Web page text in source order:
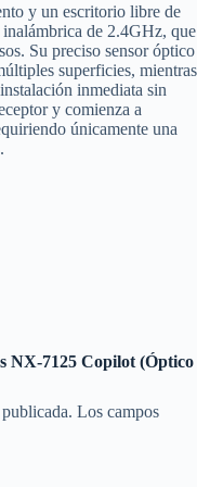
y un escritorio libre de
de 2.4GHz, que
Su preciso sensor óptico
superficies, mientras
inmediata sin
y comienza a
únicamente una
NX-7125 Copilot (Óptico
Los campos